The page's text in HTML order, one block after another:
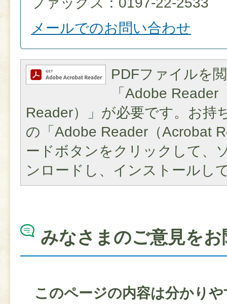
メールでのお問い合わせ
PDFファイルを
「Adobe Reader
Reader）」が必要です。お持
の「Adobe Reader（Acrobat
ードボタンをクリックして、
ンロードし、インストールし
みなさまのご意見を
このページの内容は分かり